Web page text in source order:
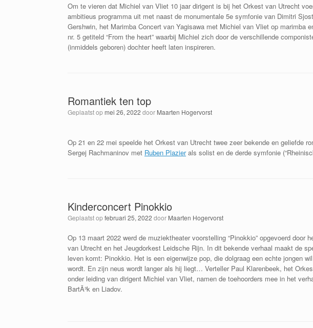
Om te vieren dat Michiel van Vliet 10 jaar dirigent is bij het Orkest van Utrecht
ambitieus programma uit met naast de monumentale 5e symfonie van Dimitri
Gershwin, het Marimba Concert van Yagisawa met Michiel van Vliet op marimba
nr. 5 getiteld “From the heart” waarbij Michiel zich door de verschillende
(inmiddels geboren) dochter heeft laten inspireren.
Romantiek ten top
Geplaatst opmei 26, 2022 door Maarten Hogervorst
Op 21 en 22 mei speelde het Orkest van Utrecht twee zeer bekende en geliefde
Sergej Rachmaninov met Ruben Plazierals solist en de derde symfonie
Kinderconcert Pinokkio
Geplaatst opfebruari 25, 2022 door Maarten Hogervorst
Op 13 maart 2022 werd de muziektheater voorstelling “Pinokkio” opgevoerd door
van Utrecht en het Jeugdorkest Leidsche Rijn. In dit bekende verhaal maakt de
leven komt: Pinokkio. Het is een eigenwijze pop, die dolgraag een echte jongen
wordt. En zijn neus wordt langer als hij liegt… Verteller Paul Klarenbeek, het
onder leiding van dirigent Michiel van Vliet, namen de toehoorders mee in het
BartÃ³k en Liadov.